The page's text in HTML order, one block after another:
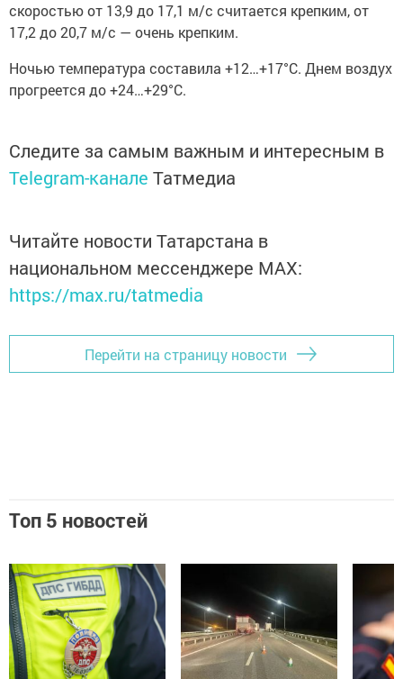
скоростью от 13,9 до 17,1 м/с считается крепким, от
17,2 до 20,7 м/с — очень крепким.
Ночью температура составила +12…+17°С. Днем воздух
прогреется до +24…+29°С.
Следите за самым важным и интересным в
Telegram-канале Татмедиа
Читайте новости Татарстана в
национальном мессенджере MАХ:
https://max.ru/tatmedia
Перейти на страницу новости
Топ 5 новостей